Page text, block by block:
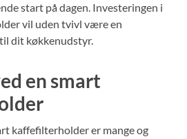
start på dagen. Investeringen i
vil uden tvivl være en
dit køkkenudstyr.
en smart
kaffefilterholder er mange og